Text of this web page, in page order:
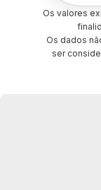
Os valores
Os dados
ser